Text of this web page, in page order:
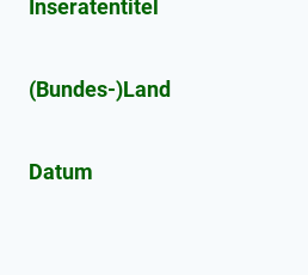
Inseratentitel
(Bundes-)Land
Datum